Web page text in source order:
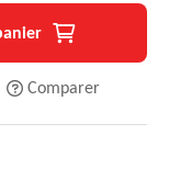
Comparer